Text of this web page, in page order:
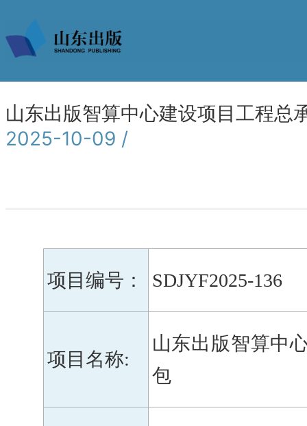
山东出版智算中心建设项目工程总
2025-10-09 /
项目编号： SDJYF2025-136
项目名称:
山东出版智算中
包